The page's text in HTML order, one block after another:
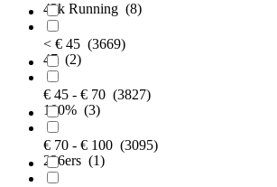
42k Running (8)
47 (2)
100% (3)
226ers (1)
< € 45 (3669)
€ 45 - € 70 (3827)
€ 70 - € 100 (3095)